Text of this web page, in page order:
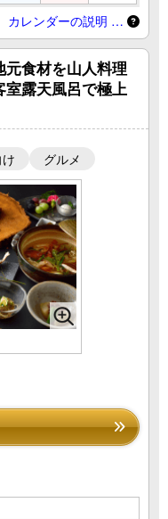
カレンダーの説明 …
元食材を山人料理
露天風呂で極上
グルメ